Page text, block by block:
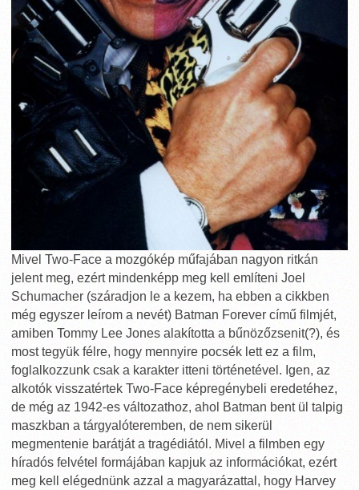
Mivel Two-Face a mozgókép műfajában nagyon ritkán
jelent meg, ezért mindenképp meg kell említeni Joel
Schumacher (száradjon le a kezem, ha ebben a cikkben
még egyszer leírom a nevét) Batman Forever című filmjét,
amiben Tommy Lee Jones alakította a bűnözőzsenit(?), és
most tegyük félre, hogy mennyire pocsék lett ez a film,
foglalkozzunk csak a karakter itteni történetével. Igen, az
alkotók visszatértek Two-Face képregénybeli eredetéhez,
de még az 1942-es változathoz, ahol Batman bent ül talpig
maszkban a tárgyalóteremben, de nem sikerül
megmentenie barátját a tragédiától. Mivel a filmben egy
híradós felvétel formájában kapjuk az információkat, ezért
meg kell elégednünk azzal a magyarázattal, hogy Harvey